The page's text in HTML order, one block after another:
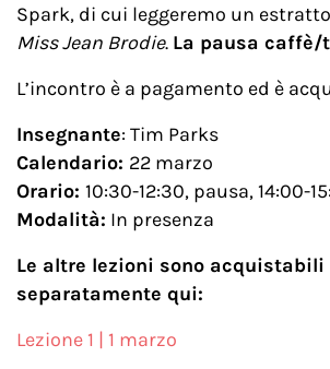
Spark, di cui leggeremo un
Miss Jean Brodie. La pausa caffè/
L’incontro è a pagamento ed è
Insegnante: Tim Parks
Calendario: 22 marzo
Orario: 10:30-12:30, pausa, 14:00-
Modalità: In presenza
Le altre lezioni sono acquistabili
separatamente qui:
Lezione 1 | 1 marzo